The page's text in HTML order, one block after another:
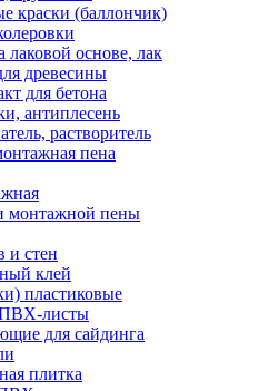
краски (баллончик)
основе, лак
древесины
для бетона
антиплесень
растворитель
пена
монтажной пены
и стен
клей
пластиковые
листы
для сайдинга
плитка